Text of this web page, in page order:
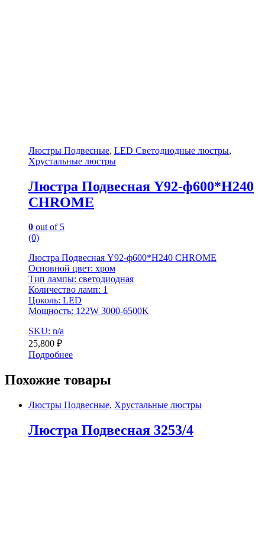
Люстры Подвесные, LED Светодиодные люстры,
Хрустальные люстры
Люстра Подвесная Y92-ф600*H240
CHROME
0 out of 5
(0)
Люстра Подвесная Y92-ф600*H240 CHROME
Основной цвет: хром
Тип лампы: светодиодная
Количество ламп: 1
Цоколь: LED
Мощность: 122W 3000-6500K
SKU: n/a
25,800 ₽
Подробнее
Похожие товары
Люстры Подвесные, Хрустальные люстры
Люстра Подвесная 3253/4